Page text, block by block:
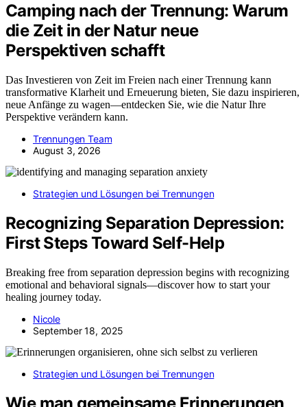
Camping nach der Trennung: Warum
die Zeit in der Natur neue
Perspektiven schafft
Das Investieren von Zeit im Freien nach einer Trennung kann
transformative Klarheit und Erneuerung bieten, Sie dazu inspirieren,
neue Anfänge zu wagen—entdecken Sie, wie die Natur Ihre
Perspektive verändern kann.
Trennungen Team
August 3, 2026
Strategien und Lösungen bei Trennungen
Recognizing Separation Depression:
First Steps Toward Self-Help
Breaking free from separation depression begins with recognizing
emotional and behavioral signals—discover how to start your
healing journey today.
Nicole
September 18, 2025
Strategien und Lösungen bei Trennungen